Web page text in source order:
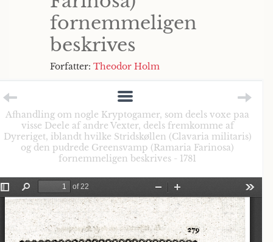
fornemmeligen
beskrives
Forfatter: Theodor Holm
Afhandling om nogle Kryptogamer, som deels voxe paa
visse Deele af andre Vexter, deels fremkomme af
Dyreriget, iblandt hvilke Stridskøllen (Clavaria militaris)
og den pudrede Greensvamp (Ramaria Farinosa)
fornemmeligen beskrives - 1781